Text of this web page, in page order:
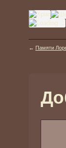
← Памяти